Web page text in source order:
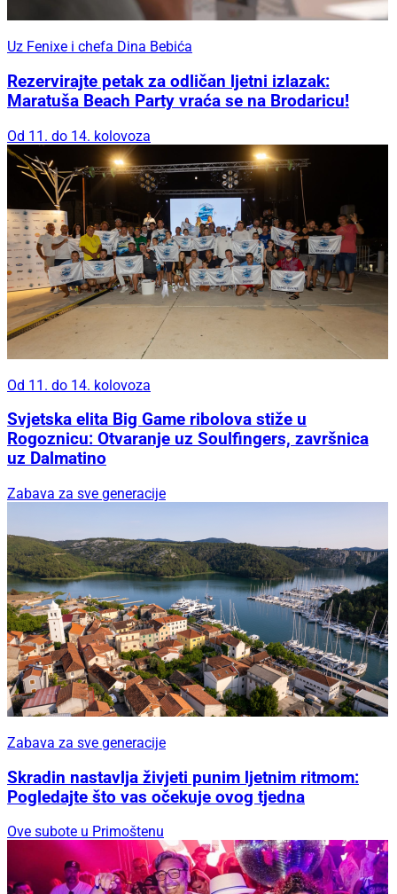
Uz Fenixe i chefa Dina Bebića
Rezervirajte petak za odličan ljetni izlazak:
Maratuša Beach Party vraća se na Brodaricu!
Od 11. do 14. kolovoza
Od 11. do 14. kolovoza
Svjetska elita Big Game ribolova stiže u
Rogoznicu: Otvaranje uz Soulfingers, završnica
uz Dalmatino
Zabava za sve generacije
Zabava za sve generacije
Skradin nastavlja živjeti punim ljetnim ritmom:
Pogledajte što vas očekuje ovog tjedna
Ove subote u Primoštenu